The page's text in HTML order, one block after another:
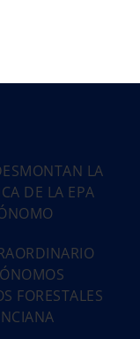
LA
DE LA EPA
FORESTALES